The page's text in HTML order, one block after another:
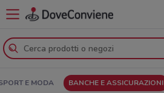
E MODA BANCHE E ASSICURAZIONI